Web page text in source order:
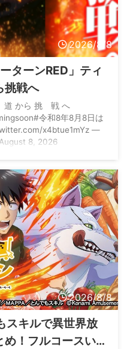
2026/8/8
ターンRED」ティ
挑戦へ
から 挑 戦 へ
令和8年8月8日は
x4btue1mYz —
8, 2026
2026/8/8
スキルで異世界放
め！フルコースい